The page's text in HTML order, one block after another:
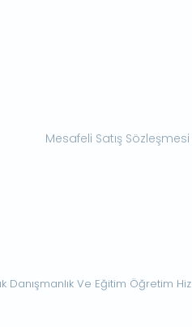
Mesafeli Satış Sözleşmesi
Danışmanlık Ve Eğitim Öğretim